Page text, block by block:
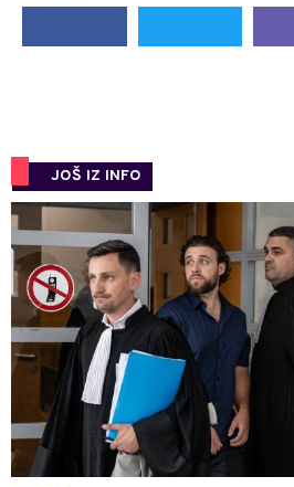
JOŠ IZ INFO